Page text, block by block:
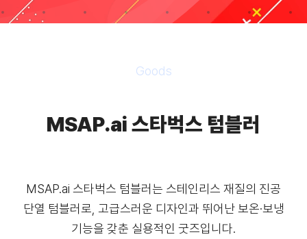
기술지원
Goods
MSAP.ai 스타벅스 텀블러
MSAP.ai 스타벅스 텀블러는 스테인리스 재질의 진공
단열 텀블러로, 고급스러운 디자인과 뛰어난 보온·보냉
기능을 갖춘 실용적인 굿즈입니다.